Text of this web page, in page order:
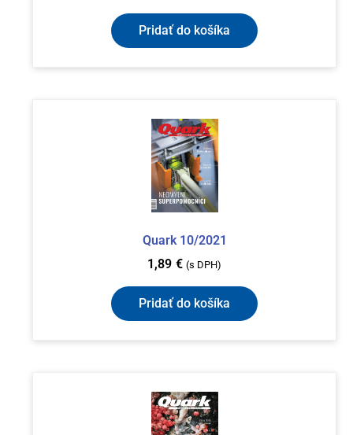
Pridať do košíka
Quark 10/2021
1,89 € (s DPH)
Pridať do košíka